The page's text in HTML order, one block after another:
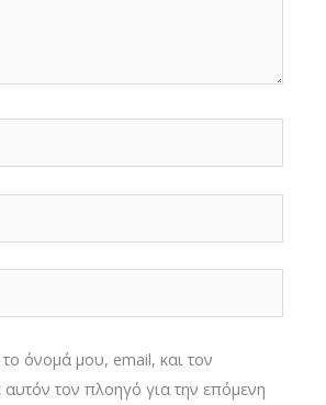
όνομά μου, email, και τον
τον πλοηγό για την επόμενη